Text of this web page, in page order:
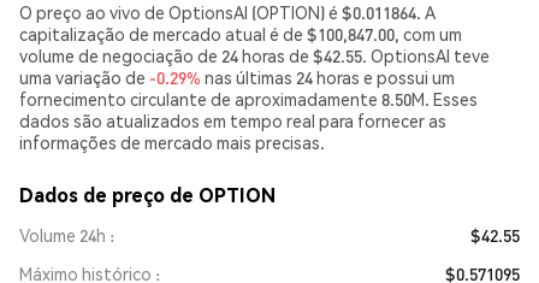
O preço ao vivo de OptionsAI (OPTION) é $0.011864. A
capitalização de mercado atual é de $100,847.00, com um
volume de negociação de 24 horas de $42.55. OptionsAI teve
uma variação de -0.29% nas últimas 24 horas e possui um
fornecimento circulante de aproximadamente 8.50M. Esses
dados são atualizados em tempo real para fornecer as
informações de mercado mais precisas.
Dados de preço de OPTION
Volume 24h
$42.55
Máximo histórico
$0.571095